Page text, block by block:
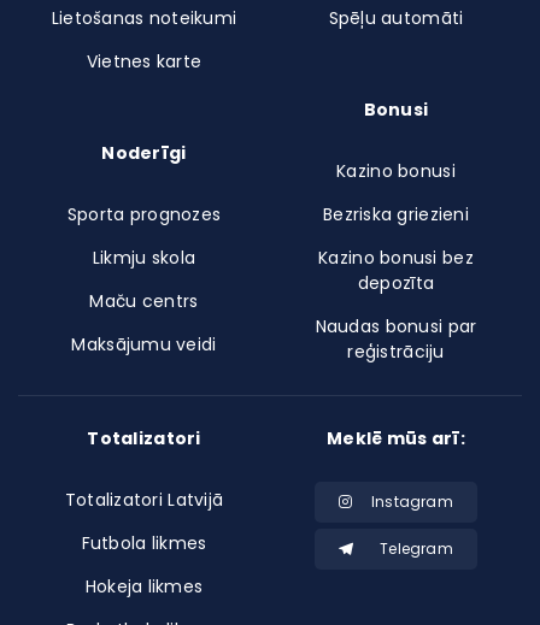
Lietošanas noteikumi
Vietnes karte
Noderīgi
Sporta prognozes
Likmju skola
Maču centrs
Maksājumu veidi
Spēļu automāti
Bonusi
Kazino bonusi
Bezriska griezieni
Kazino bonusi bez
depozīta
Naudas bonusi par
reģistrāciju
Totalizatori
Totalizatori Latvijā
Futbola likmes
Hokeja likmes
Meklē mūs arī:
Instagram
Telegram